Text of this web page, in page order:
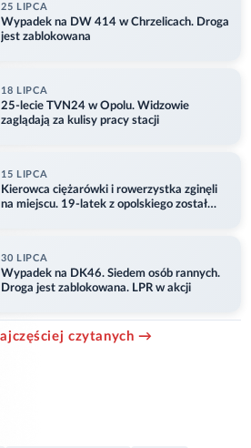
25 LIPCA
Wypadek na DW 414 w Chrzelicach. Droga
jest zablokowana
18 LIPCA
25-lecie TVN24 w Opolu. Widzowie
zaglądają za kulisy pracy stacji
15 LIPCA
Kierowca ciężarówki i rowerzystka zginęli
na miejscu. 19-latek z opolskiego został
30 LIPCA
Wypadek na DK46. Siedem osób rannych.
Droga jest zablokowana. LPR w akcji
czytanych →